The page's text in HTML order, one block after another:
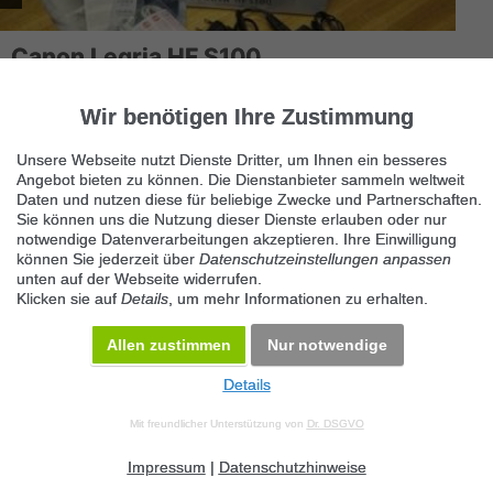
Canon Legria HF S100
Ich möchte meinen ca. 1 Jahr alten Canon LEGRIA HF S100
hat der C...
Datenschutz Impressum Kontakt Datenschutz anpassen Desktop Version
Wir benötigen Ihre Zustimmung
Unsere Webseite nutzt Dienste Dritter, um Ihnen ein besseres
Angebot bieten zu können. Die Dienstanbieter sammeln weltweit
Daten und nutzen diese für beliebige Zwecke und Partnerschaften.
Sie können uns die Nutzung dieser Dienste erlauben oder nur
notwendige Datenverarbeitungen akzeptieren. Ihre Einwilligung
können Sie jederzeit über Datenschutzeinstellungen anpassen
unten auf der Webseite widerrufen.
Klicken sie auf Details , um mehr Informationen zu erhalten.
Allen zustimmen Nur notwendige
Details
Mit freundlicher Unterstützung von Dr. DSGVO
Impressum | Datenschutzhinweise